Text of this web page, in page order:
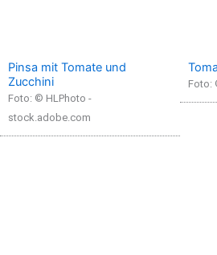
Pinsa mit Tomate und
Zucchini
Foto: © HLPhoto -
stock.adobe.com
Foto: